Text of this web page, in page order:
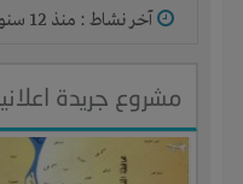
آخر نشاط : منذ 12 سنوات
مشروع جريدة